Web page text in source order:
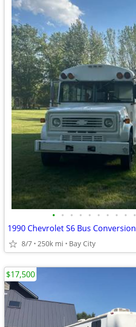
• • • • • • • • • •
1990 Chevrolet S6 Bus Conversion
8/7 250k mi Bay City
$17,500